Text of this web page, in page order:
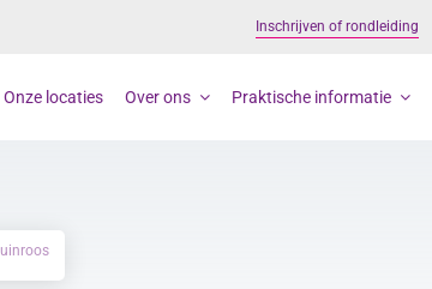
Inschrijven of rondleiding
Onze locaties Over ons Praktische informatie